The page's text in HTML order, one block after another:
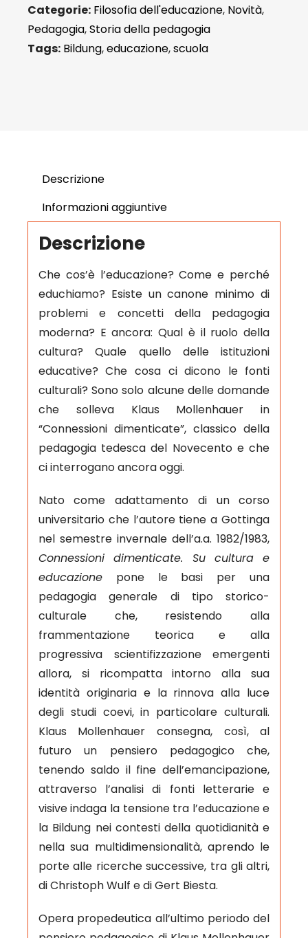
Categorie: Filosofia dell'educazione, Novità,
Pedagogia,Storia della pedagogia
Tags: Bildung,educazione,scuola
Descrizione
Informazioni aggiuntive
Descrizione
Che cos’è l’educazione? Come e perché
educhiamo? Esiste un canone minimo di
problemi e concetti della pedagogia
moderna? E ancora: Qual è il ruolo della
cultura? Quale quello delle istituzioni
educative? Che cosa ci dicono le fonti
culturali? Sono solo alcune delle domande
che solleva Klaus Mollenhauer in
“Connessioni dimenticate”, classico della
pedagogia tedesca del Novecento e che
ci interrogano ancora oggi.
Nato come adattamento di un corso
universitario che l’autore tiene a Gottinga
nel semestre invernale dell’a.a. 1982/1983,
Connessioni dimenticate. Su cultura e
educazionepone le basi per una
pedagogia generale di tipo storico-
culturale che, resistendo alla
frammentazione teorica e alla
progressiva scientifizzazione emergenti
allora, si ricompatta intorno alla sua
identità originaria e la rinnova alla luce
degli studi coevi, in particolare culturali.
Klaus Mollenhauer consegna, così, al
futuro un pensiero pedagogico che,
tenendo saldo il fine dell’emancipazione,
attraverso l’analisi di fonti letterarie e
visive indaga la tensione tra l’educazione e
la Bildung nei contesti della quotidianità e
nella sua multidimensionalità, aprendo le
porte alle ricerche successive, tra gli altri,
di Christoph Wulf e di Gert Biesta.
Opera propedeutica all’ultimo periodo del